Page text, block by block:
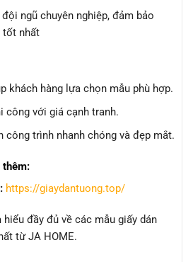
ngũ chuyên nghiệp, đảm bảo
tốt nhất
khách hàng lựa chọn mẫu phù hợp.
công với giá cạnh tranh.
công trình nhanh chóng và đẹp mắt.
thêm:
https://giaydantuong.top/
đầy đủ về các mẫu giấy dán
từ JA HOME.